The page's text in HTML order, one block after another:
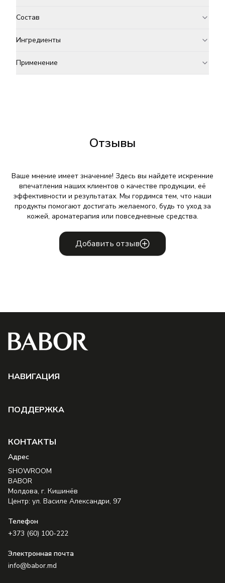
Состав
Ингредиенты
Применение
Отзывы
Ваше мнение имеет значение! Здесь вы найдете искренние
впечатления наших клиентов о качестве продукции, её
эффективности и результатах. Мы гордимся тем, что наши
продукты помогают достигать желаемого, будь то уход за
кожей, ароматерапия или повседневные средства.
Добавить отзыв
НAВИГАЦИЯ
ПОДДЕРЖКА
КОНТАКТЫ
Aдрес
SHOWROOM
BABOR
Молдова, г. Кишинёв
Центр: ул. Василе Александри, 97
Телефон
+373 (60) 100-222
Электронная почта
info@babor.md